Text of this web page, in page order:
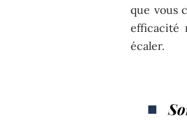
que vous
efficacité
écaler.